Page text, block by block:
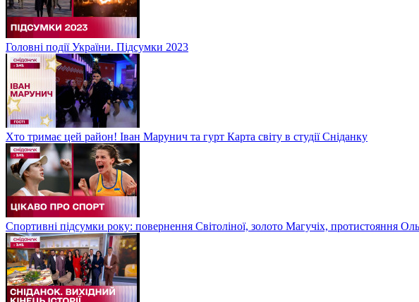
Головні події України. Підсумки 2023
Хто тримає цей район! Іван Марунич та гурт Карта світу в студії Сніданку
Спортивні підсумки року: повернення Світоліної, золото Магучіх, протистояння